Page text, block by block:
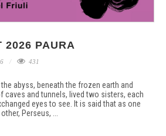
2026 PAURA
431
abyss, beneath the frozen earth and
caves and tunnels, lived two sisters, each
eyes to see. It is said that as one
Perseus, ...